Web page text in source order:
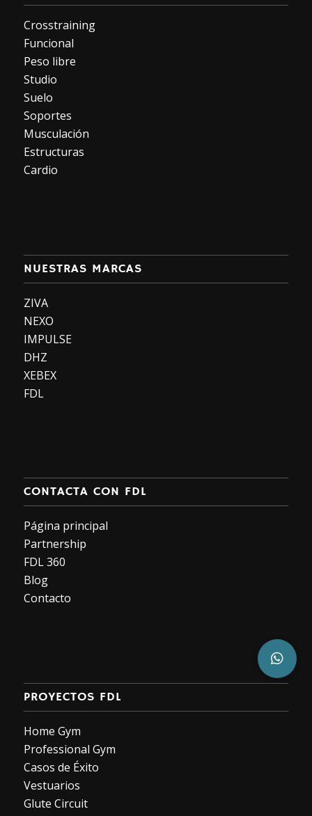
Crosstraining
Funcional
Peso libre
Studio
Suelo
Soportes
Musculación
Estructuras
Cardio
NUESTRAS MARCAS
ZIVA
NEXO
IMPULSE
DHZ
XEBEX
FDL
CONTACTA CON FDL
Página principal
Partnership
FDL 360
Blog
Contacto
PROYECTOS FDL
Home Gym
Professional Gym
Casos de Éxito
Vestuarios
Glute Circuit